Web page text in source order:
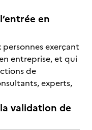
en
exerçant
entreprise, et qui
de
experts,
validation de